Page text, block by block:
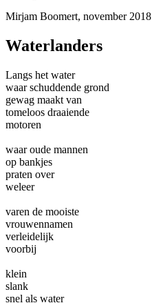
Mirjam Boomert, november 2018
Waterlanders
Langs het water
waar schuddende grond
gewag maakt van
tomeloos draaiende
motoren
waar oude mannen
op bankjes
praten over
weleer
varen de mooiste
vrouwennamen
verleidelijk
voorbij
klein
slank
snel als water